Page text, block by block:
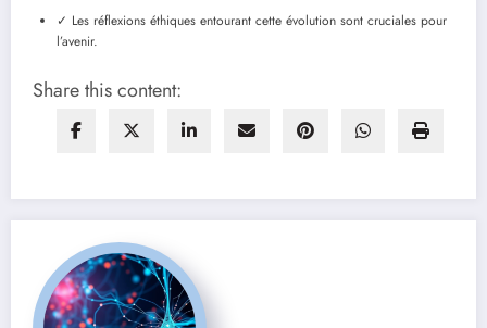
✓ Les réflexions éthiques entourant cette évolution sont cruciales pour
l’avenir.
Share this content: